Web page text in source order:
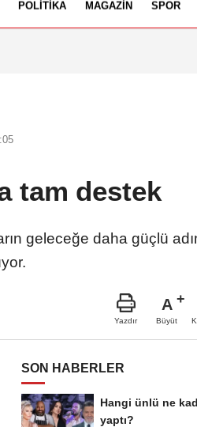
POLITIKA MAGAZIN SPOR
tam destek
geleceğe daha güçlü
Yazdır
A
Büyüt
SON HABERLER
Hangi ünlü ne
yaptı?